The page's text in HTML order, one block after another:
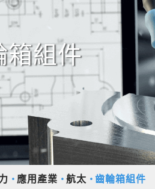
箱組件
應用產業 航太 齒輪箱組件